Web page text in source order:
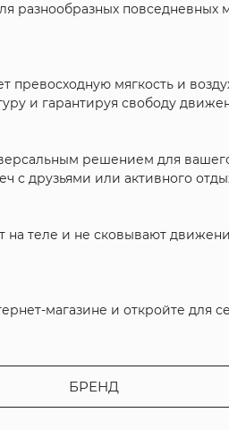
разнообразных повседневных
превосходную мягкость и
и гарантируя свободу
решением для
с друзьями или активного
теле и не сковывают
магазине и откройте для
БРЕНД